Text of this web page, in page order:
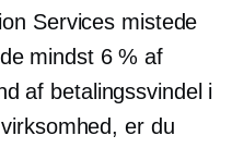
Services mistede
mindst 6 % af
af betalingssvindel i
er du